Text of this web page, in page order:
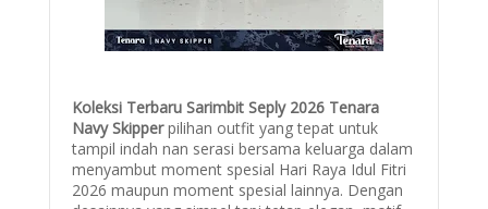
Koleksi Terbaru Sarimbit Seply 2026 Tenara
Navy Skipperpilihan outfit yang tepat untuk
tampil indah nan serasi bersama keluarga dalam
menyambut moment spesial Hari Raya Idul Fitri
2026 maupun moment spesial lainnya. Dengan